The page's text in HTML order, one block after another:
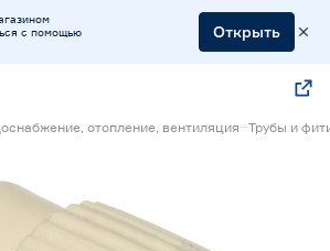
с помощью
Открыть
отопление, вентиляция Трубы и